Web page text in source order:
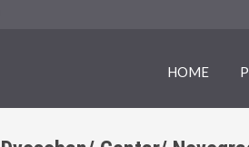
HOME